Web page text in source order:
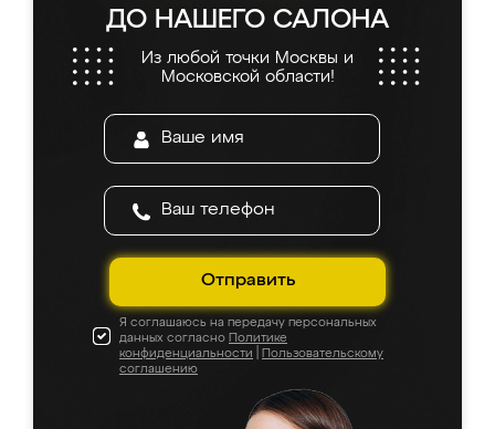
ДО НАШЕГО САЛОНА
Из любой точки Москвы и
Московской области!
Отправить
Я соглашаюсь на передачу персональных
данных согласно Политике
конфиденциальности
Пользовательскому
соглашению